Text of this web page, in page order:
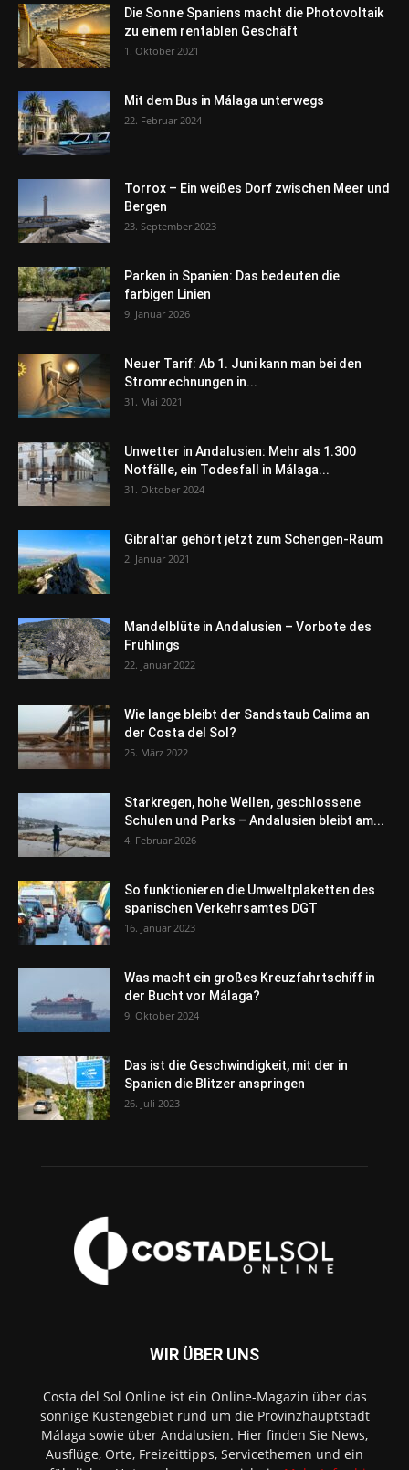
Die Sonne Spaniens macht die Photovoltaik
zu einem rentablen Geschäft
1. Oktober 2021
Mit dem Bus in Málaga unterwegs
22. Februar 2024
Torrox – Ein weißes Dorf zwischen Meer und
Bergen
23. September 2023
Parken in Spanien: Das bedeuten die
farbigen Linien
9. Januar 2026
Neuer Tarif: Ab 1. Juni kann man bei den
Stromrechnungen in...
31. Mai 2021
Unwetter in Andalusien: Mehr als 1.300
Notfälle, ein Todesfall in Málaga...
31. Oktober 2024
Gibraltar gehört jetzt zum Schengen-Raum
2. Januar 2021
Mandelblüte in Andalusien – Vorbote des
Frühlings
22. Januar 2022
Wie lange bleibt der Sandstaub Calima an
der Costa del Sol?
25. März 2022
Starkregen, hohe Wellen, geschlossene
Schulen und Parks – Andalusien bleibt am...
4. Februar 2026
So funktionieren die Umweltplaketten des
spanischen Verkehrsamtes DGT
16. Januar 2023
Was macht ein großes Kreuzfahrtschiff in
der Bucht vor Málaga?
9. Oktober 2024
Das ist die Geschwindigkeit, mit der in
Spanien die Blitzer anspringen
26. Juli 2023
WIR ÜBER UNS
Costa del Sol Online ist ein Online-Magazin über das
sonnige Küstengebiet rund um die Provinzhauptstadt
Málaga sowie über Andalusien. Hier finden Sie News,
Ausflüge, Orte, Freizeittipps, Servicethemen und ein